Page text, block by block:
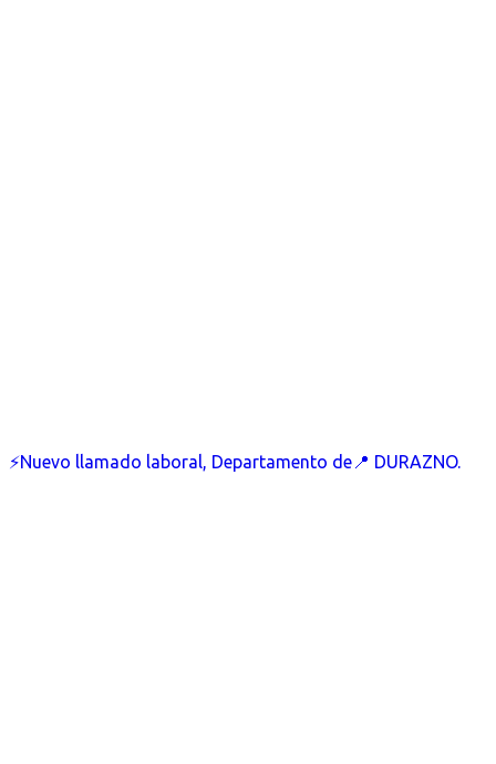
⚡Nuevo llamado laboral, Departamento de📍 DURAZNO.